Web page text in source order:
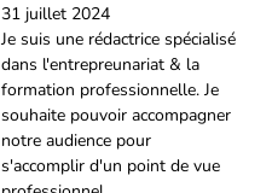
31 juillet 2024
Je suis une rédactrice spécialisé
dans l'entrepreunariat & la
formation professionnelle. Je
souhaite pouvoir accompagner
notre audience pour
s'accomplir d'un point de vue